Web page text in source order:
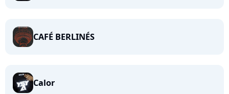
CAFÉ BERLINÉS
Calor